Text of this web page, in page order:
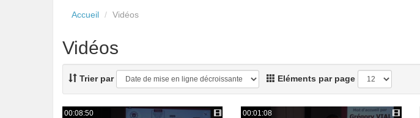
Accueil Vidéos
Vidéos
Trier par Eléments par page
00:08:50 00:01:08